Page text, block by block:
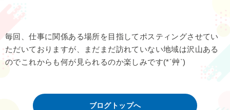
毎回、仕事に関係ある場所を目指してポスティングさせてい
ただいておりますが、まだまだ訪れていない地域は沢山ある
のでこれからも何が見られるのか楽しみです(*´艸`)
ブログトップへ